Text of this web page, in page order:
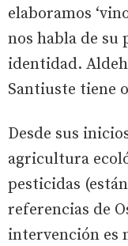
elaboramos
nos habla de su
identidad.
Santiuste tiene
Desde sus
agricultura
pesticidas
referencias de
intervención es